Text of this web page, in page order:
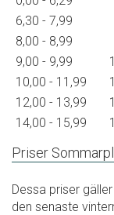
6,30 - 7,99
8,00 - 8,99
9,00 - 9,99
10,00 - 11,99
12,00 - 13,99
14,00 - 15,99
Priser
Dessa priser
den senaste